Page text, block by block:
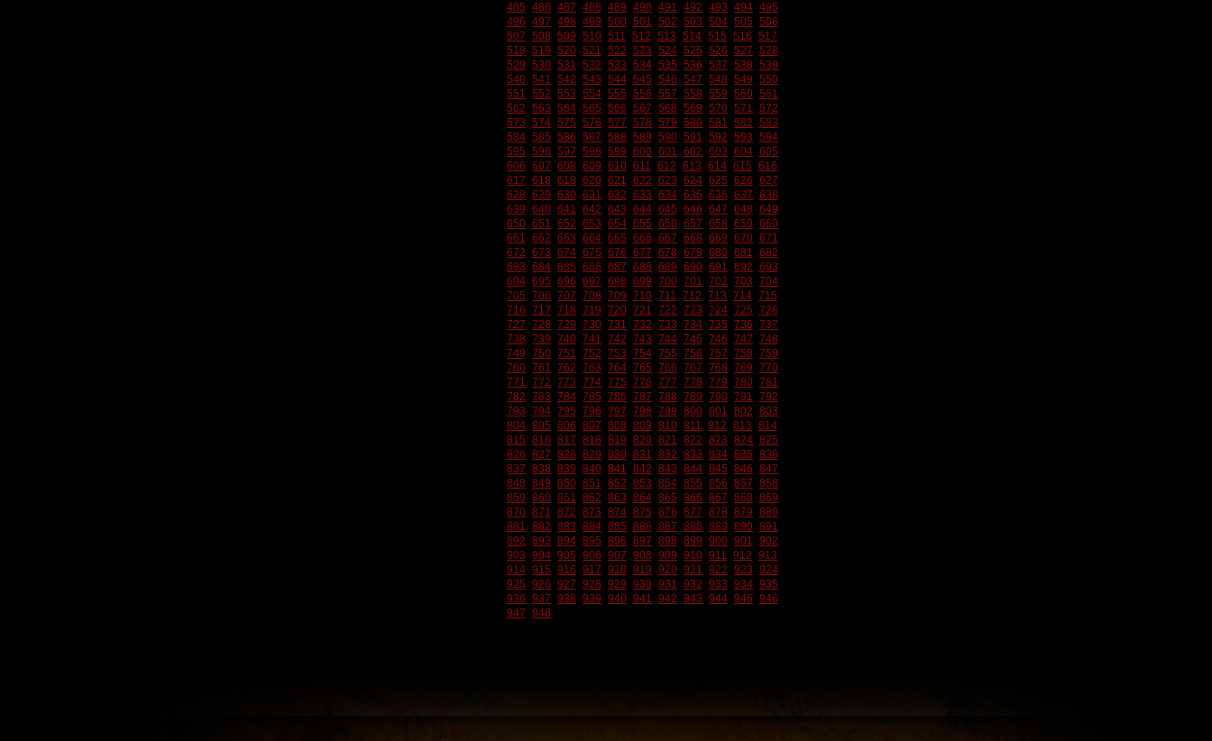
485 486 487 488 489 490 491 492 493 494 495
496 497 498 499 500 501 502 503 504 505 506
507 508 509 510 511 512 513 514 515 516 517
518 519 520 521 522 523 524 525 526 527 528
529 530 531 532 533 534 535 536 537 538 539
540 541 542 543 544 545 546 547 548 549 550
551 552 553 554 555 556 557 558 559 560 561
562 563 564 565 566 567 568 569 570 571 572
573 574 575 576 577 578 579 580 581 582 583
584 585 586 587 588 589 590 591 592 593 594
595 596 597 598 599 600 601 602 603 604 605
606 607 608 609 610 611 612 613 614 615 616
617 618 619 620 621 622 623 624 625 626 627
628 629 630 631 632 633 634 635 636 637 638
639 640 641 642 643 644 645 646 647 648 649
650 651 652 653 654 655 656 657 658 659 660
661 662 663 664 665 666 667 668 669 670 671
672 673 674 675 676 677 678 679 680 681 682
683 684 685 686 687 688 689 690 691 692 693
694 695 696 697 698 699 700 701 702 703 704
705 706 707 708 709 710 711 712 713 714 715
716 717 718 719 720 721 722 723 724 725 726
727 728 729 730 731 732 733 734 735 736 737
738 739 740 741 742 743 744 745 746 747 748
749 750 751 752 753 754 755 756 757 758 759
760 761 762 763 764 765 766 767 768 769 770
771 772 773 774 775 776 777 778 779 780 781
782 783 784 785 786 787 788 789 790 791 792
793 794 795 796 797 798 799 800 801 802 803
804 805 806 807 808 809 810 811 812 813 814
815 816 817 818 819 820 821 822 823 824 825
826 827 828 829 830 831 832 833 834 835 836
837 838 839 840 841 842 843 844 845 846 847
848 849 850 851 852 853 854 855 856 857 858
859 860 861 862 863 864 865 866 867 868 869
870 871 872 873 874 875 876 877 878 879 880
881 882 883 884 885 886 887 888 889 890 891
892 893 894 895 896 897 898 899 900 901 902
903 904 905 906 907 908 909 910 911 912 913
914 915 916 917 918 919 920 921 922 923 924
925 926 927 928 929 930 931 932 933 934 935
936 937 938 939 940 941 942 943 944 945 946
947 948